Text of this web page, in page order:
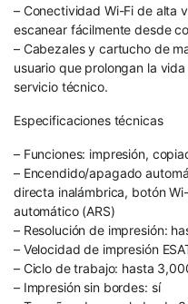
– Conectividad Wi-Fi de alta
escanear fácilmente desde
– Cabezales y cartucho de
usuario que prolongan la
servicio técnico.
Especificaciones técnicas
– Funciones: impresión,
– Encendido/apagado
directa inalámbrica, botón
automático (ARS)
– Resolución de impresión:
– Velocidad de impresión
– Ciclo de trabajo: hasta
– Impresión sin bordes: sí